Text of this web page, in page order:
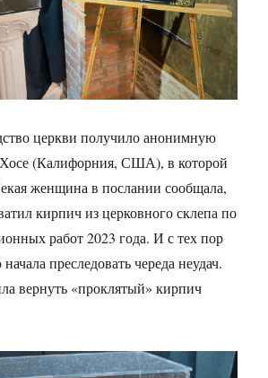
церкви получило анонимную
(Калифорния, США), в которой
женщина в послании сообщала,
кирпич из церковного склепа по
работ 2023 года. И с тех пор
преследовать череда неудач.
вернуть «проклятый» кирпич